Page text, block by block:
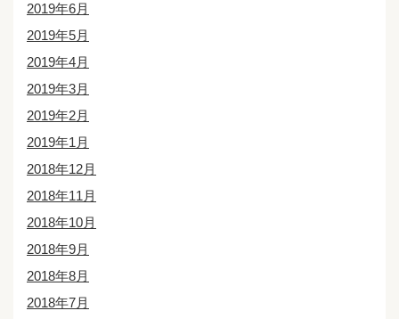
2019年6月
2019年5月
2019年4月
2019年3月
2019年2月
2019年1月
2018年12月
2018年11月
2018年10月
2018年9月
2018年8月
2018年7月